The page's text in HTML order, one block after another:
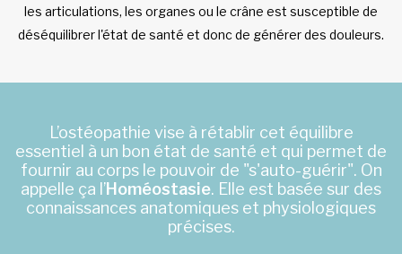
les articulations, les organes ou le crâne est susceptible de
déséquilibrer l'état de santé et donc de générer des douleurs.
L’ostéopathie vise à rétablir cet équilibre
essentiel à un bon état de santé et qui permet de
fournir au corps le pouvoir de "s'auto-guérir". On
appelle ça l’Homéostasie. Elle est basée sur des
connaissances anatomiques et physiologiques
précises.